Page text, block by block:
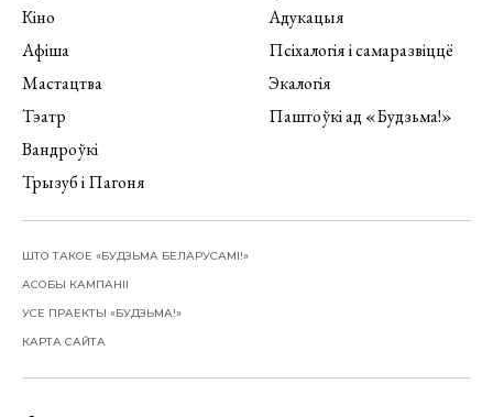
Кіно
Афіша
Мастацтва
Тэатр
Вандроўкі
Трызуб і Пагоня
Адукацыя
Псіхалогія і самаразвіццё
Экалогія
Паштоўкі ад «Будзьма!»
ШТО ТАКОЕ «БУДЗЬМА БЕЛАРУСАМІ!»
АСОБЫ КАМПАНІІ
УСЕ ПРАЕКТЫ «БУДЗЬМА!»
КАРТА САЙТА